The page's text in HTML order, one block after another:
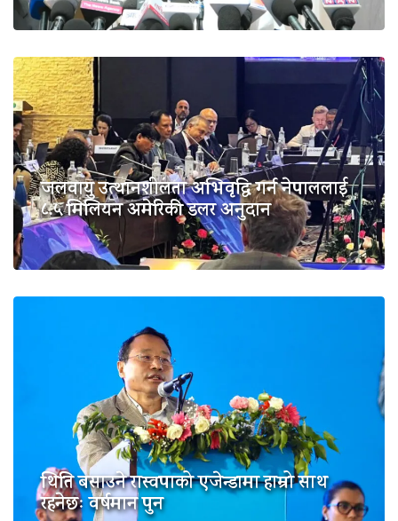
जलवायु उत्थानशीलता अभिवृद्धि गर्न नेपाललाई
८.५ मिलियन अमेरिकी डलर अनुदान
थिति बसाउने रास्वपाको एजेन्डामा हाम्रो साथ
रहनेछः वर्षमान पुन